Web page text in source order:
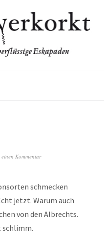
einen Kommentar
schmecken
jetzt. Warum auch
von den Albrechts.
schlimm.